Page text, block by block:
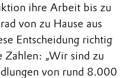
ihre Arbeit bis zu
von zu Hause aus
Entscheidung richtig
Zahlen: „Wir sind zu
von rund 8.000